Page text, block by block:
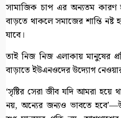
সামাজিক চাপ এর অন্যতম কারণ
বাড়তে থাকলে সমাজের শান্তি
যাবে।
তাই নিজ নিজ এলাকায় মানুষের
বাড়াতে ইউএনওদের উদ্যোগ
‘সৃষ্টির সেরা জীব যদি আমরা
নয়, অন্যের জন্যও ভাবতে